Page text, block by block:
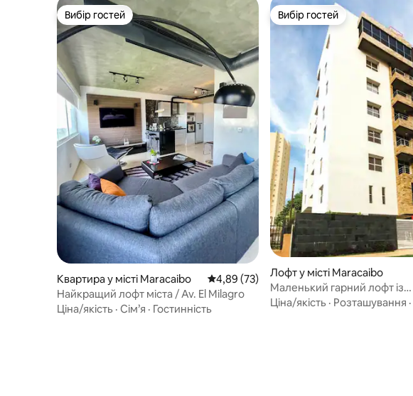
Вибір гостей
Вибір гостей
Квартира у місті Maracaibo Середня оцінка: 4,89 з 5, відгуки: 73
4,89 (73)
Найкращий лофт міста / Av. El Milagro
Ціна/якість · Сім’я · Гостинність
Вибір гостей
Вибір гостей
Лофт у місті Maracaibo
Маленький гарний лофт із
паркуванням
Ціна/якість · Розташування ·